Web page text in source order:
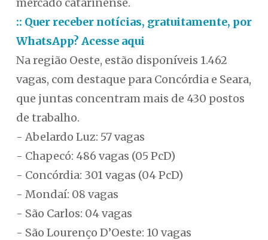
:: Quer receber notícias, gratuitamente, por
WhatsApp? Acesse aqui
Na região Oeste, estão disponíveis 1.462
vagas, com destaque para Concórdia e Seara,
que juntas concentram mais de 430 postos
de trabalho.
- Abelardo Luz: 57 vagas
- Chapecó: 486 vagas (05 PcD)
- Concórdia: 301 vagas (04 PcD)
- Mondaí: 08 vagas
- São Carlos: 04 vagas
- São Lourenço D’Oeste: 10 vagas